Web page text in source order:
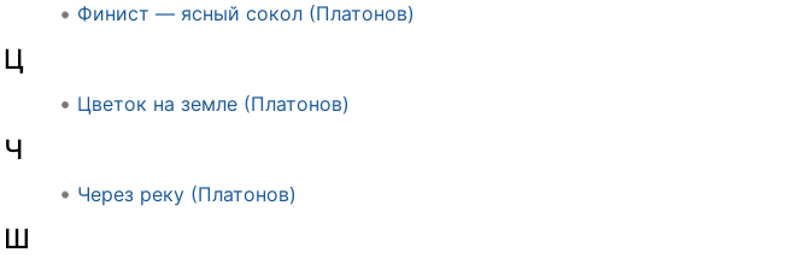
Финист — ясный сокол (Платонов)
Ц
Цветок на земле (Платонов)
Ч
Через реку (Платонов)
Ш